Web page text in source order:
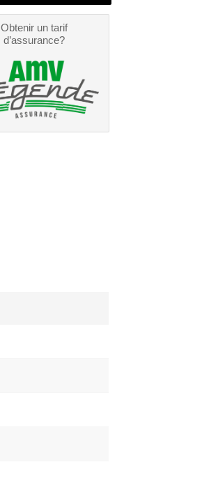
Obtenir un tarif
d’assurance?